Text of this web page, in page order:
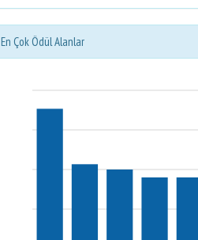
En Çok Ödül Alanlar